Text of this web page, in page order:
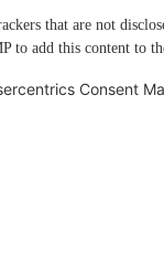
that are not
to add this content to
Consent